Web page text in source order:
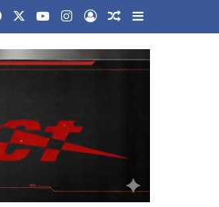
FacebookYouTubeInstagram
Log InRandom Article
Sidebar